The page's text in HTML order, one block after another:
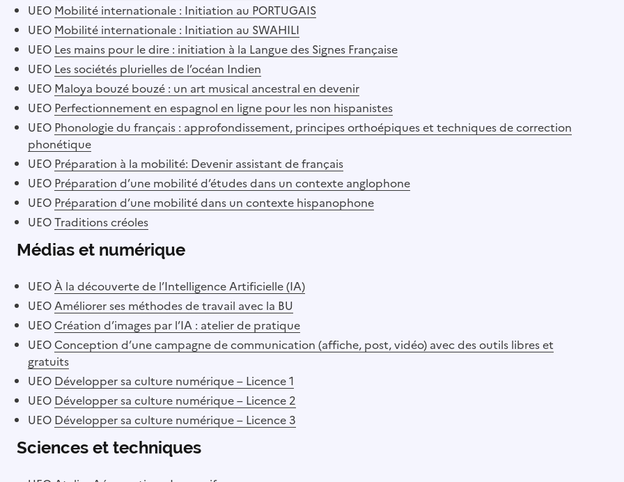
UEO Mobilité internationale : Initiation au PORTUGAIS
UEO Mobilité internationale : Initiation au SWAHILI
UEO Les mains pour le dire : initiation à la Langue des Signes Française
UEO Les sociétés plurielles de l’océan Indien
UEO Maloya bouzé bouzé : un art musical ancestral en devenir
UEO Perfectionnement en espagnol en ligne pour les non hispanistes
UEO Phonologie du français : approfondissement, principes orthoépiques et techniques de correction
phonétique
UEO Préparation à la mobilité: Devenir assistant de français
UEO Préparation d’une mobilité d’études dans un contexte anglophone
UEO Préparation d’une mobilité dans un contexte hispanophone
UEOTraditions créoles
Médias et numérique
UEOÀ la découverte de l’Intelligence Artificielle (IA)
UEOAméliorer ses méthodes de travail avec la BU
UEO Création d’images par l’IA : atelier de pratique
UEO Conception d’une campagne de communication (affiche, post, vidéo) avec des outils libres et
gratuits
UEO Développer sa culture numérique – Licence 1
UEO Développer sa culture numérique – Licence 2
UEO Développer sa culture numérique – Licence 3
Sciences et techniques